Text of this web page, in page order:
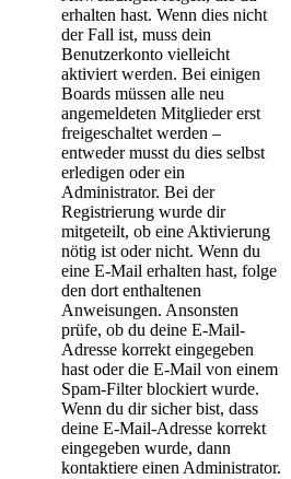
erhalten hast. Wenn dies nicht
der Fall ist, muss dein
Benutzerkonto vielleicht
aktiviert werden. Bei einigen
Boards müssen alle neu
angemeldeten Mitglieder erst
freigeschaltet werden –
entweder musst du dies selbst
erledigen oder ein
Administrator. Bei der
Registrierung wurde dir
mitgeteilt, ob eine Aktivierung
nötig ist oder nicht. Wenn du
eine E-Mail erhalten hast, folge
den dort enthaltenen
Anweisungen. Ansonsten
prüfe, ob du deine E-Mail-
Adresse korrekt eingegeben
hast oder die E-Mail von einem
Spam-Filter blockiert wurde.
Wenn du dir sicher bist, dass
deine E-Mail-Adresse korrekt
eingegeben wurde, dann
kontaktiere einen Administrator.